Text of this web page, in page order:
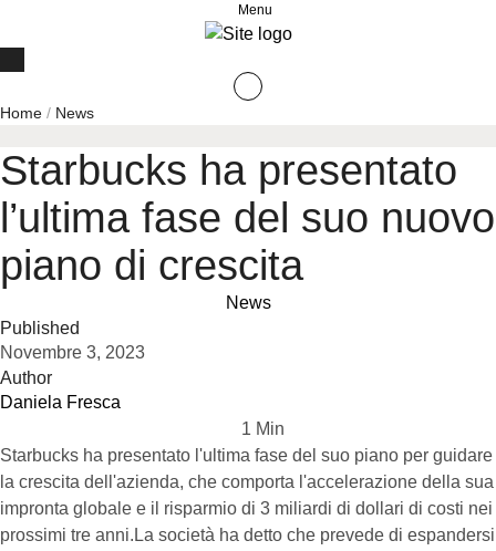
Menu
Home / News
Starbucks ha presentato
l’ultima fase del suo nuovo
piano di crescita
News
Published
Novembre 3, 2023
Author
Daniela Fresca
1 Min
Starbucks ha presentato l'ultima fase del suo piano per guidare
la crescita dell'azienda, che comporta l'accelerazione della sua
impronta globale e il risparmio di 3 miliardi di dollari di costi nei
prossimi tre anni.La società ha detto che prevede di espandersi